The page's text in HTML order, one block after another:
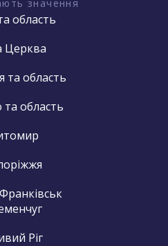
значення
область
Церква
та область
та область
Ріг